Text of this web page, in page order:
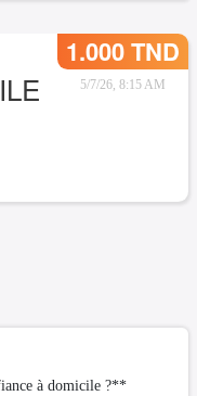
1.000 TND
5/7/26, 8:15 AM
à domicile ?**